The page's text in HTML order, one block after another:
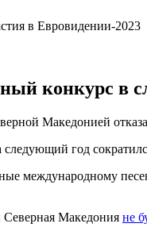
конкурс в
Македонией
год
международному
Северная Македония не